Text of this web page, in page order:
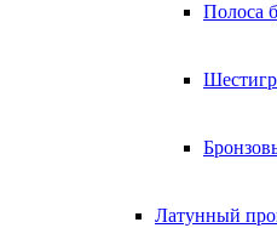
Полоса
Латунный